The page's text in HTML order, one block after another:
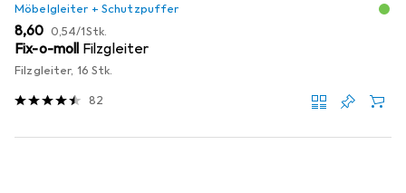
Möbelgleiter + Schutzpuffer
EUR
8,60 EUR
0,54/1Stk.
Fix-o-moll Filzgleiter
Filzgleiter, 16 Stk.
82